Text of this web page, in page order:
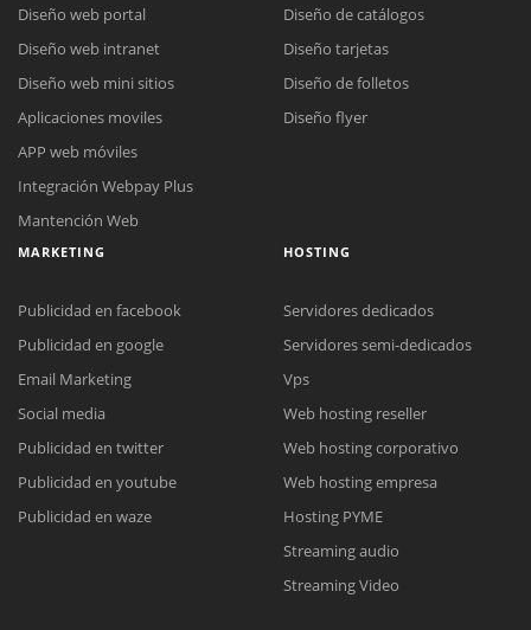
Reunión online
Nuestros ejecutivos le enviarán un correo electrónico con el enlace a
Meet para la reunión online.
Cotización
Todos nuestros ejecutivos están fuera de línea. Complete el formulario
Diseño web portal
Diseño web intranet
Diseño web mini sitios
Aplicaciones moviles
APP web móviles
Integración Webpay Plus
Mantención Web
Diseño de catálogos
Diseño tarjetas
Diseño de folletos
Diseño flyer
MARKETING
Publicidad en facebook
Publicidad en google
Email Marketing
Social media
Publicidad en twitter
Publicidad en youtube
Publicidad en waze
HOSTING
Servidores dedicados
Servidores semi-dedicados
Vps
Web hosting reseller
Web hosting corporativo
Web hosting empresa
Hosting PYME
Streaming audio
Streaming Video